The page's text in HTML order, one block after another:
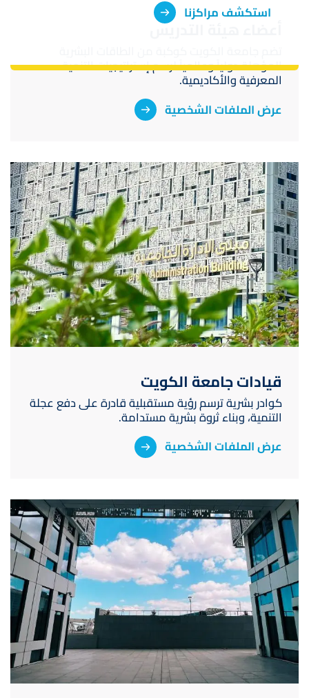
استكشف مراكزنا
أعضاء هيئة التدريس
المؤهلة دولياً وعالمياً لرسم إستراتيجيات التنمية
المعرفية والأكاديمية.
عرض الملفات الشخصية
صورة
قيادات جامعة الكويت
كوادر بشرية ترسم رؤية مستقبلية قادرة على دفع عجلة
التنمية، وبناء ثروة بشرية مستدامة.
عرض الملفات الشخصية
صورة